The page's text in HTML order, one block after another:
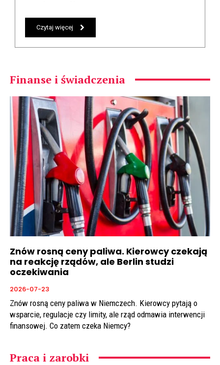
Czytaj więcej
Finanse i świadczenia
Znów rosną ceny paliwa. Kierowcy czekają
na reakcję rządów, ale Berlin studzi
oczekiwania
2026-07-23
Znów rosną ceny paliwa w Niemczech. Kierowcy pytają o
wsparcie, regulacje czy limity, ale rząd odmawia interwencji
finansowej. Co zatem czeka Niemcy?
Praca i zarobki